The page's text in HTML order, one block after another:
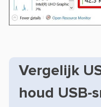
Vergelijk
houd USB-